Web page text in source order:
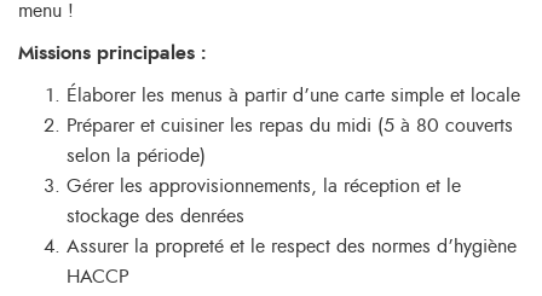
menu !
Missions principales :
Élaborer les menus à partir d’une carte simple et locale
Préparer et cuisiner les repas du midi (5 à 80 couverts
selon la période)
Gérer les approvisionnements, la réception et le
stockage des denrées
Assurer la propreté et le respect des normes d’hygiène
HACCP